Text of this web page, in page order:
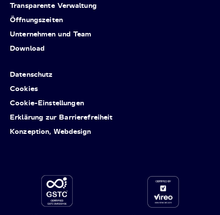
Transparente Verwaltung
Öffnungszeiten
Unternehmen und Team
Download
Datenschutz
Cookies
Cookie-Einstellungen
Erklärung zur Barrierefreiheit
Konzeption, Webdesign